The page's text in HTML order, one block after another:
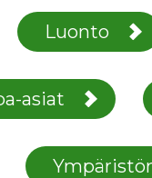
Luonto
asiat